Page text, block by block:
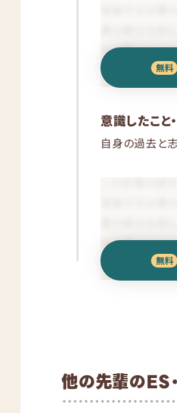
意識したこと
自身の過去と
他の先輩のES